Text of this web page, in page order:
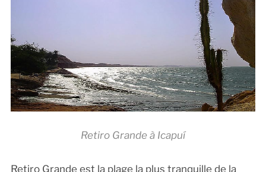
Retiro Grande à Icapuí
Retiro Grande est la plage la plus tranquille de la